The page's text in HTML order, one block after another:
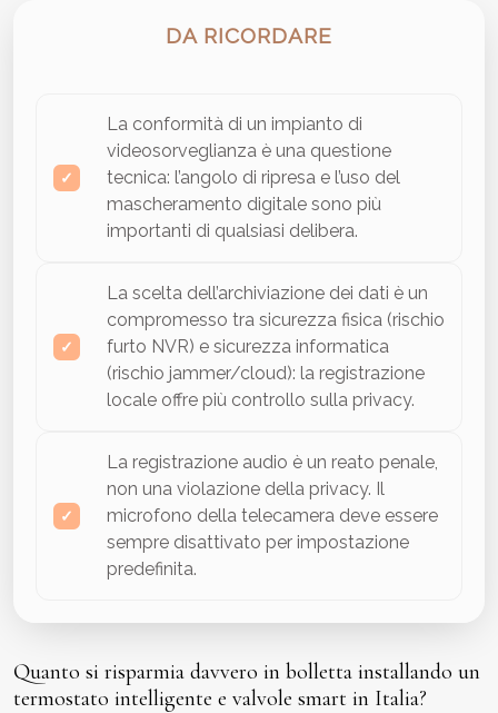
DA RICORDARE
La conformità di un impianto di
videosorveglianza è una questione
tecnica: l’angolo di ripresa e l’uso del
mascheramento digitale sono più
importanti di qualsiasi delibera.
La scelta dell’archiviazione dei dati è un
compromesso tra sicurezza fisica (rischio
furto NVR) e sicurezza informatica
(rischio jammer/cloud): la registrazione
locale offre più controllo sulla privacy.
La registrazione audio è un reato penale,
non una violazione della privacy. Il
microfono della telecamera deve essere
sempre disattivato per impostazione
predefinita.
Quanto si risparmia davvero in bolletta installando un
termostato intelligente e valvole smart in Italia?